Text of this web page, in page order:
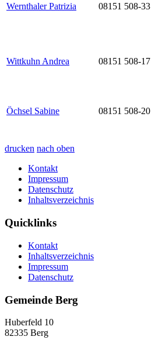
Wernthaler Patrizia 08151 508-33
Wittkuhn Andrea 08151 508-17
Öchsel Sabine 08151 508-20
drucken nach oben
Kontakt
Impressum
Datenschutz
Inhaltsverzeichnis
Quicklinks
Kontakt
Inhaltsverzeichnis
Impressum
Datenschutz
Gemeinde Berg
Huberfeld 10
82335 Berg